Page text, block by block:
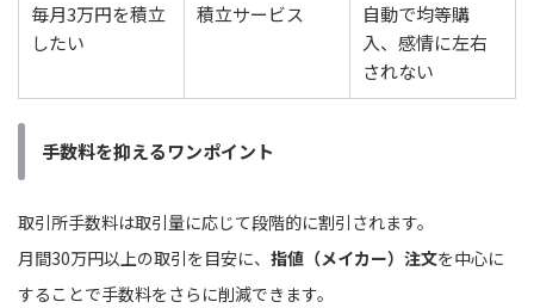
毎月3万円を積立
したい
積立サービス
自動で均等購
入、感情に左右
されない
手数料を抑えるワンポイント
取引所手数料は取引量に応じて段階的に割引されます。
月間30万円以上の取引を目安に、 指値（メイカー）注文を中心に
することで手数料をさらに削減できます。